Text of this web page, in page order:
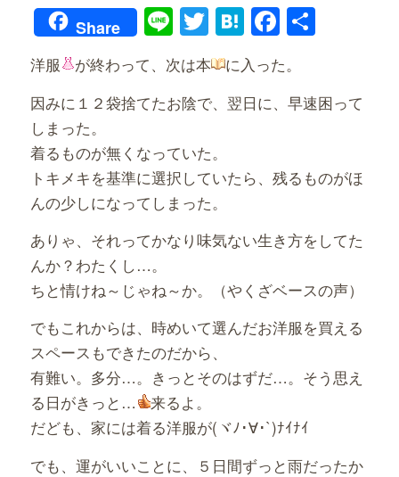
Share LineTwitter
Hatena共
洋服 が終わって、次は本
に入った。
因みに１２袋捨てたお陰で、翌日に、早速困って
しまった。
着るものが無くなっていた。
トキメキを基準に選択していたら、残るものがほ
んの少しになってしまった。
ありゃ、それってかなり味気ない生き方をしてた
んか？わたくし…。
ちと情けね～じゃね～か。（やくざベースの声）
でもこれからは、時めいて選んだお洋服を買える
スペースもできたのだから、
有難い。多分…。きっとそのはずだ…。そう思え
る日がきっと…
来るよ。
だども、家には着る洋服が(ヾﾉ･∀･`)ﾅｲﾅｲ
でも、運がいいことに、５日間ずっと雨だったか